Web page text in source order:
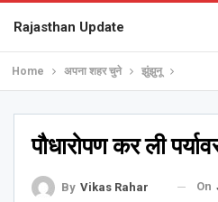
Rajasthan Update
Home अपना शहर चुने झुंझुनू
पौधारोपण कर ली
By Vikas Rahar On